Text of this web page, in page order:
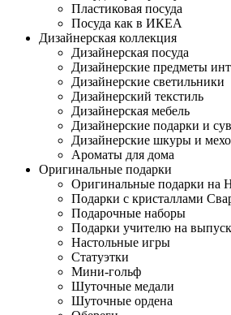
Пластиковая посуда
Посуда как в ИКЕА
Дизайнерская коллекция
Дизайнерская посуда
Дизайнерские предметы
Дизайнерские светильники
Дизайнерский текстиль
Дизайнерская мебель
Дизайнерские подарки и
Дизайнерские шкуры и
Ароматы для дома
Оригинальные подарки
Оригинальные подарки на
Подарки с кристаллами
Подарочные наборы
Подарки учителю на
Настольные игры
Статуэтки
Мини-гольф
Шуточные медали
Шуточные ордена